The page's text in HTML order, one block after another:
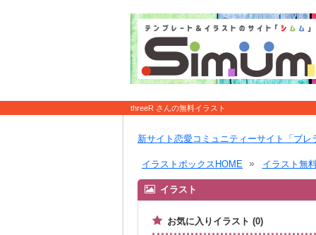
threeR さんの無料イラスト
新サイト恋愛コミュニティーサイト「ブレ
イラストボックスHOME イラスト無
イラスト
お気に入りイラスト (0)